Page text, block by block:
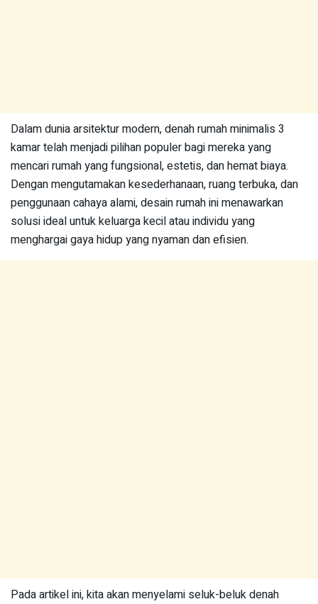
Dalam dunia arsitektur modern, denah rumah minimalis 3
kamar telah menjadi pilihan populer bagi mereka yang
mencari rumah yang fungsional, estetis, dan hemat biaya.
Dengan mengutamakan kesederhanaan, ruang terbuka, dan
penggunaan cahaya alami, desain rumah ini menawarkan
solusi ideal untuk keluarga kecil atau individu yang
menghargai gaya hidup yang nyaman dan efisien.
Pada artikel ini, kita akan menyelami seluk-beluk denah